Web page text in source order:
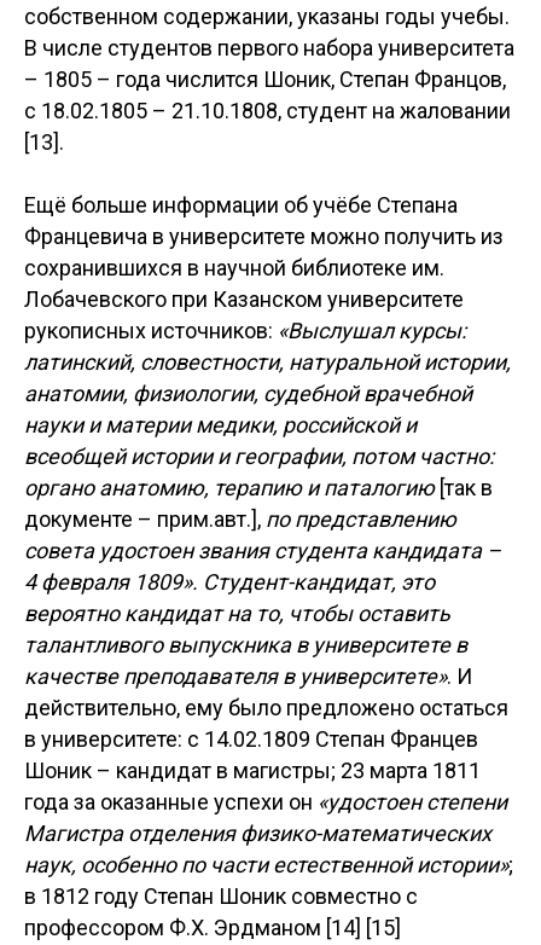
собственном содержании, указаны годы учебы.
В числе студентов первого набора университета
– 1805 – года числится Шоник, Степан Францов,
с 18.02.1805 – 21.10.1808, студент на жаловании
[13].
Ещё больше информации об учёбе Степана
Францевича в университете можно получить из
сохранившихся в научной библиотеке им.
Лобачевского при Казанском университете
рукописных источников: «Выслушал курсы:
латинский, словестности, натуральной истории,
анатомии, физиологии, судебной врачебной
науки и материи медики, российской и
всеобщей истории и географии, потом частно:
органо анатомию, терапию и паталогию[так в
документе – прим.авт.], по представлению
совета удостоен звания студента кандидата –
4 февраля 1809». Студент-кандидат, это
вероятно кандидат на то, чтобы оставить
талантливого выпускника в университете в
качестве преподавателя в университете». И
действительно, ему было предложено остаться
в университете: с 14.02.1809 Степан Францев
Шоник – кандидат в магистры; 23 марта 1811
года за оказанные успехи он «удостоен степени
Магистра отделения физико-математических
наук, особенно по части естественной истории»;
в 1812 году Степан Шоник совместно с
профессором Ф.Х. Эрдманом [14] [15]